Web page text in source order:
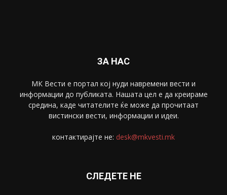
ЗА НАС
МК Вести е портал коj нуди навремени вести и
информации до публиката. Нашата цел е да креираме
средина, каде читателите ќе може да прочитаат
вистински вести, информации и идеи.
контактирајте не: desk@mkvesti.mk
СЛЕДЕТЕ НЕ